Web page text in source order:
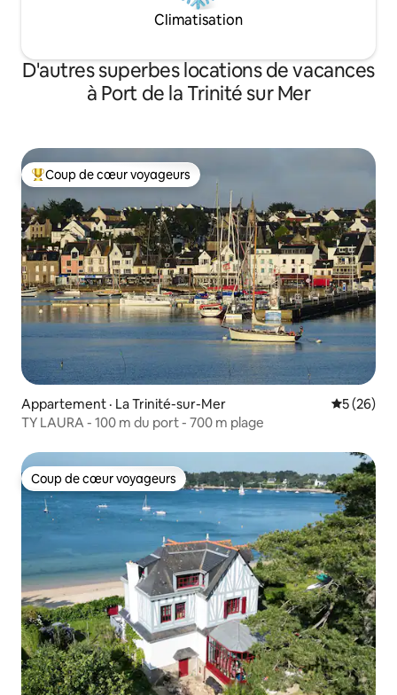
Climatisation
D'autres superbes locations de vacances
à Port de la Trinité sur Mer
Coup de cœur voyageurs parmi les plus aimés
Coup de cœur voyageurs
Appartement · La Trinité-sur-Mer Note
5 (26)
TY LAURA - 100 m du port - 700 m plage
Coup de cœur voyageurs
Coup de cœur voyageurs